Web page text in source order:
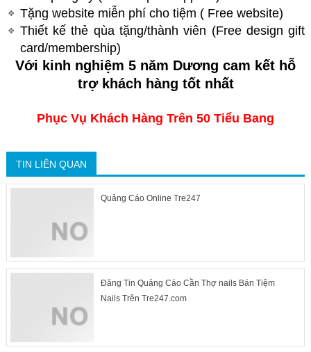
Tặng website miễn phí cho tiệm ( Free website)
​Thiết kế thẻ qùa tặng/thành viên (Free design gift
card/membership)
Với kinh nghiệm 5 năm Dương cam kết hỗ
trợ khách hàng tốt nhất
Phục Vụ Khách Hàng Trên 50 Tiểu Bang
TIN LIÊN QUAN
Quảng Cáo Online Tre247
Đăng Tin Quảng Cáo Cần Thợ nails Bán Tiệm
Nails Trên Tre247.com